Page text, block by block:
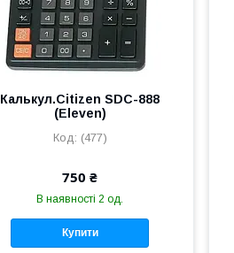
Калькул.Citizen SDC-888
(Eleven)
(477)
750 ₴
В наявності 2 од.
Купити